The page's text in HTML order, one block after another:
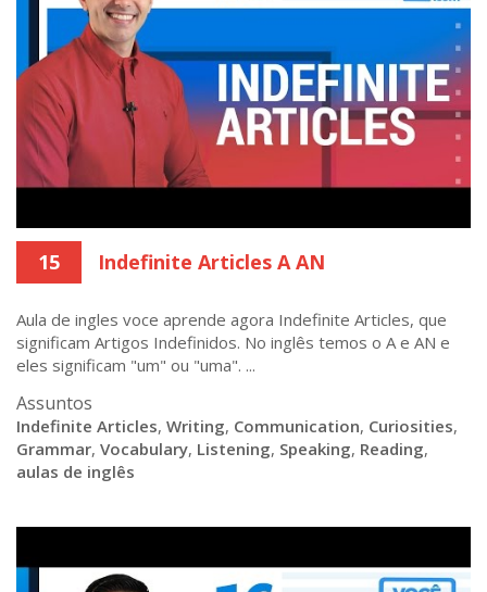
15 Indefinite Articles A AN
Aula de ingles voce aprende agora Indefinite Articles, que
significam Artigos Indefinidos. No inglês temos o A e AN e
eles significam "um" ou "uma". ...
Assuntos
Indefinite Articles, Writing, Communication, Curiosities,
Grammar, Vocabulary, Listening, Speaking, Reading,
aulas de inglês